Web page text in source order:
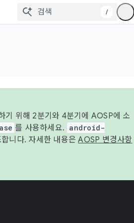
/
기 위해 2분기와 4분기에 AOSP에 소
를 사용하세요. android-
니다. 자세한 내용은AOSP 변경사항